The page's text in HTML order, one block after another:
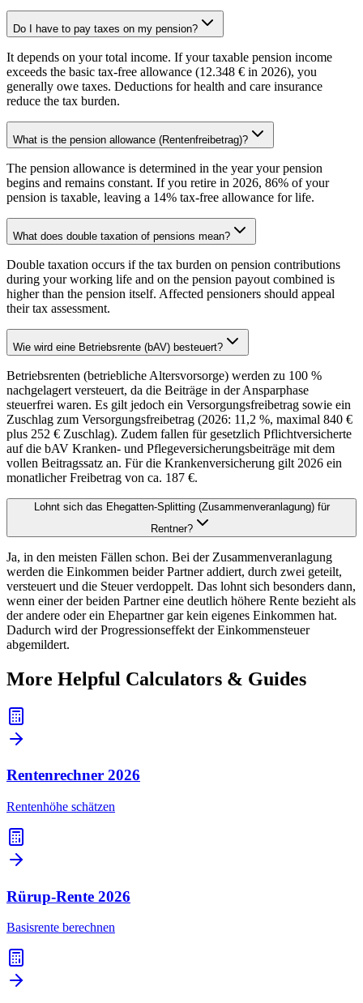
Do I have to pay taxes on my pension?
It depends on your total income. If your taxable pension income
exceeds the basic tax-free allowance (12.348 € in 2026), you
generally owe taxes. Deductions for health and care insurance
reduce the tax burden.
What is the pension allowance (Rentenfreibetrag)?
The pension allowance is determined in the year your pension
begins and remains constant. If you retire in 2026, 86% of your
pension is taxable, leaving a 14% tax-free allowance for life.
What does double taxation of pensions mean?
Double taxation occurs if the tax burden on pension contributions
during your working life and on the pension payout combined is
higher than the pension itself. Affected pensioners should appeal
their tax assessment.
Wie wird eine Betriebsrente (bAV) besteuert?
Betriebsrenten (betriebliche Altersvorsorge) werden zu 100 %
nachgelagert versteuert, da die Beiträge in der Ansparphase
steuerfrei waren. Es gilt jedoch ein Versorgungsfreibetrag sowie ein
Zuschlag zum Versorgungsfreibetrag (2026: 11,2 %, maximal 840 €
plus 252 € Zuschlag). Zudem fallen für gesetzlich Pflichtversicherte
auf die bAV Kranken- und Pflegeversicherungsbeiträge mit dem
vollen Beitragssatz an. Für die Krankenversicherung gilt 2026 ein
monatlicher Freibetrag von ca. 187 €.
Lohnt sich das Ehegatten-Splitting (Zusammenveranlagung) für
Rentner?
Ja, in den meisten Fällen schon. Bei der Zusammenveranlagung
werden die Einkommen beider Partner addiert, durch zwei geteilt,
versteuert und die Steuer verdoppelt. Das lohnt sich besonders dann,
wenn einer der beiden Partner eine deutlich höhere Rente bezieht als
der andere oder ein Ehepartner gar kein eigenes Einkommen hat.
Dadurch wird der Progressionseffekt der Einkommensteuer
abgemildert.
More Helpful Calculators & Guides
Rentenrechner 2026
Rentenhöhe schätzen
Rürup-Rente 2026
Basisrente berechnen